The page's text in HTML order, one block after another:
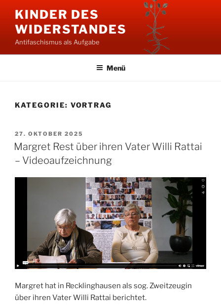
Inhalt
springen
KINDER DES
WIDERSTANDES
Antifaschismus als Aufgabe
Menü
KATEGORIE: VORTRAG
VERÖFFENTLICHT
AM
27. OKTOBER 2025
Margret Rest über ihren Vater Willi Rattai
– Videoaufzeichnung
Margret hat in Recklinghausen als sog. Zweitzeugin
über ihren Vater Willi Rattai berichtet.